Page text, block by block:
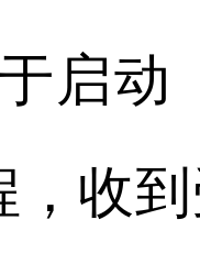
启动
，收